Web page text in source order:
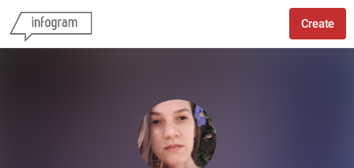
Create